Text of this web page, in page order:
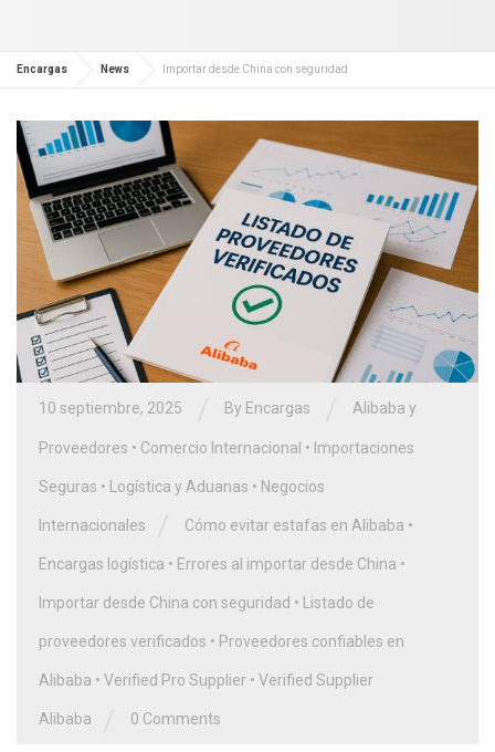
Encargas News Importar desde China con seguridad
10 septiembre, 2025 By Encargas Alibaba y
Proveedores • Comercio Internacional • Importaciones
Seguras • Logística y Aduanas • Negocios
Internacionales Cómo evitar estafas en Alibaba •
Encargas logística • Errores al importar desde China •
Importar desde China con seguridad • Listado de
proveedores verificados • Proveedores confiables en
Alibaba • Verified Pro Supplier • Verified Supplier
Alibaba 0 Comments